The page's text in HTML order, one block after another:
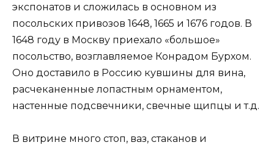
экспонатов и сложилась в основном из
посольских привозов 1648, 1665 и 1676 годов. В
1648 году в Москву приехало «большое»
посольство, возглавляемое Конрадом Бурхом.
Оно доставило в Россию кувшины для вина,
расчеканенные лопастным орнаментом,
настенные подсвечники, свечные щипцы и т.д.
В витрине много стоп, ваз, стаканов и